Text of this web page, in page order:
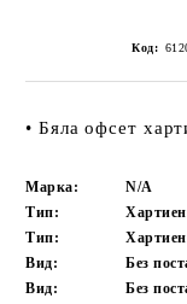
Код:
• Бяла офсет
Марка:
N/A
Тип:
Тип:
Вид:
Без
Вид:
Без